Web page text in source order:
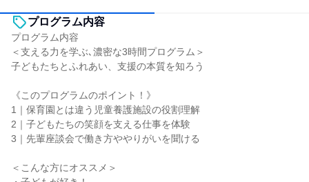
プログラム内容
プログラム内容
＜支える力を学ぶ､濃密な3時間プログラム＞
子どもたちとふれあい、支援の本質を知ろう
《このプログラムのポイント！》
1｜保育園とは違う児童養護施設の役割理解
2｜子どもたちの笑顔を支える仕事を体験
3｜先輩座談会で働き方ややりがいを聞ける
＜こんな方にオススメ＞